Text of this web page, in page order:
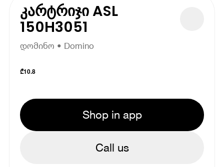
კარტრიჯი ASL
150H3051
დომინო • Domino
₾10.8
Shop in app
Call us